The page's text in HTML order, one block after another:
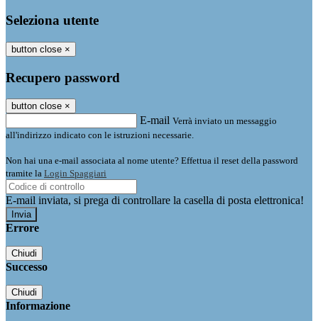
Seleziona utente
button close ×
Recupero password
button close ×
E-mail Verrà inviato un messaggio
all'indirizzo indicato con le istruzioni necessarie.
Non hai una e-mail associata al nome utente? Effettua il reset della password
tramite la Login Spaggiari
E-mail inviata, si prega di controllare la casella di posta elettronica!
Errore
Chiudi
Successo
Chiudi
Informazione